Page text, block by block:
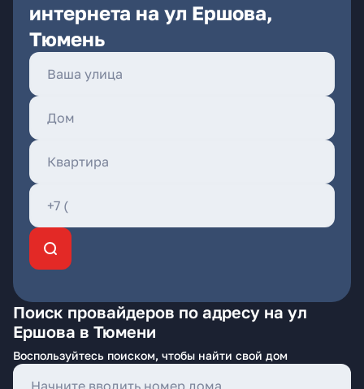
интернета на ул Ершова,
Тюмень
Поиск провайдеров по адресу на ул
Ершова в Тюмени
Воспользуйтесь поиском, чтобы найти свой дом